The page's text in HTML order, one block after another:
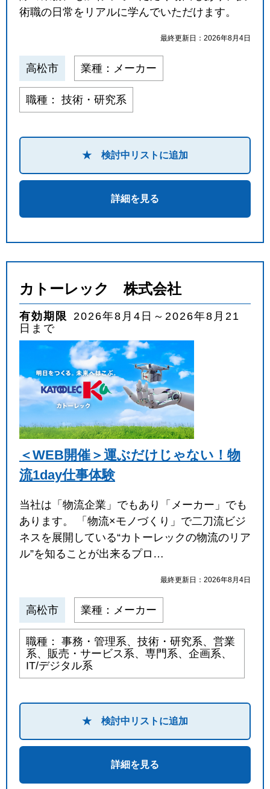
術職の日常をリアルに学んでいただけます。
最終更新日：2026年8月4日
高松市 業種：メーカー
職種： 技術・研究系
★ 検討中リストに追加
詳細を見る
カトーレック 株式会社
有効期限 2026年8月4日～2026年8月21
日まで
＜WEB開催＞運ぶだけじゃない！物
流1day仕事体験
当社は「物流企業」でもあり「メーカー」でも
あります。 「物流×モノづくり」で二刀流ビジ
ネスを展開している“カトーレックの物流のリア
ル”を知ることが出来るプロ…
最終更新日：2026年8月4日
高松市 業種：メーカー
職種： 事務・管理系、技術・研究系、営業
系、販売・サービス系、専門系、企画系、
IT/デジタル系
★ 検討中リストに追加
詳細を見る